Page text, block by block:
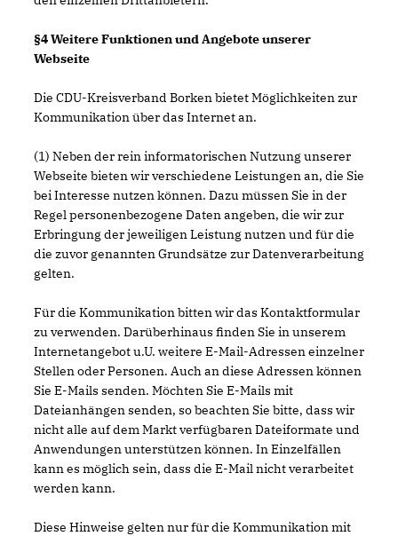
§4 Weitere Funktionen und Angebote unserer
Webseite
Die CDU-Kreisverband Borken bietet Möglichkeiten zur
Kommunikation über das Internet an.
(1) Neben der rein informatorischen Nutzung unserer
Webseite bieten wir verschiedene Leistungen an, die Sie
bei Interesse nutzen können. Dazu müssen Sie in der
Regel personenbezogene Daten angeben, die wir zur
Erbringung der jeweiligen Leistung nutzen und für die
die zuvor genannten Grundsätze zur Datenverarbeitung
gelten.
Für die Kommunikation bitten wir das Kontaktformular
zu verwenden. Darüberhinaus finden Sie in unserem
Internetangebot u.U. weitere E-Mail-Adressen einzelner
Stellen oder Personen. Auch an diese Adressen können
Sie E-Mails senden. Möchten Sie E-Mails mit
Dateianhängen senden, so beachten Sie bitte, dass wir
nicht alle auf dem Markt verfügbaren Dateiformate und
Anwendungen unterstützen können. In Einzelfällen
kann es möglich sein, dass die E-Mail nicht verarbeitet
werden kann.
Diese Hinweise gelten nur für die Kommunikation mit